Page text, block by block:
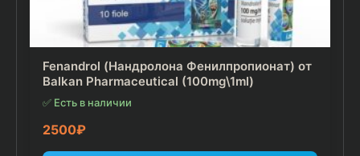
Fenandrol (Нандролона Фенилпропионат) от
Balkan Pharmaceutical (100mg\1ml)
✅ Есть в наличии
2500₽